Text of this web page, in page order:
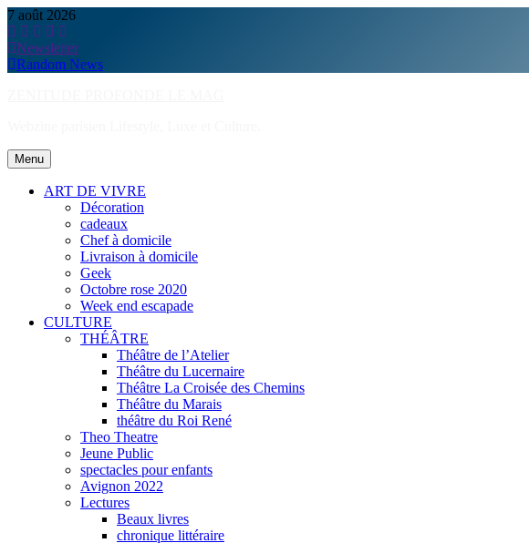
Skip
to
content
7 août 2026
Newsletter
Random News
Menu
ART DE VIVRE
Décoration
cadeaux
Chef à domicile
Livraison à domicile
Geek
Octobre rose 2020
Week end escapade
CULTURE
THÉÂTRE
Théâtre de l’Atelier
Théâtre du Lucernaire
Théâtre La Croisée des Chemins
Théâtre du Marais
théâtre du Roi René
Theo Theatre
Jeune Public
spectacles pour enfants
Avignon 2022
Lectures
Beaux livres
chronique littéraire